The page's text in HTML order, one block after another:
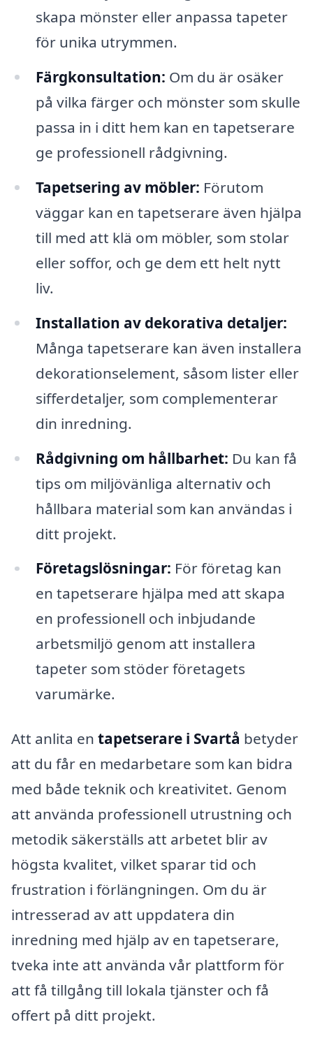
skapa mönster eller anpassa tapeter
för unika utrymmen.
Färgkonsultation: Om du är osäker
på vilka färger och mönster som skulle
passa in i ditt hem kan en tapetserare
ge professionell rådgivning.
Tapetsering av möbler: Förutom
väggar kan en tapetserare även hjälpa
till med att klä om möbler, som stolar
eller soffor, och ge dem ett helt nytt
liv.
Installation av dekorativa detaljer:
Många tapetserare kan även installera
dekorationselement, såsom lister eller
sifferdetaljer, som complementerar
din inredning.
Rådgivning om hållbarhet: Du kan få
tips om miljövänliga alternativ och
hållbara material som kan användas i
ditt projekt.
Företagslösningar: För företag kan
en tapetserare hjälpa med att skapa
en professionell och inbjudande
arbetsmiljö genom att installera
tapeter som stöder företagets
varumärke.
Att anlita en tapetserare i Svartå betyder
att du får en medarbetare som kan bidra
med både teknik och kreativitet. Genom
att använda professionell utrustning och
metodik säkerställs att arbetet blir av
högsta kvalitet, vilket sparar tid och
frustration i förlängningen. Om du är
intresserad av att uppdatera din
inredning med hjälp av en tapetserare,
tveka inte att använda vår plattform för
att få tillgång till lokala tjänster och få
offert på ditt projekt.